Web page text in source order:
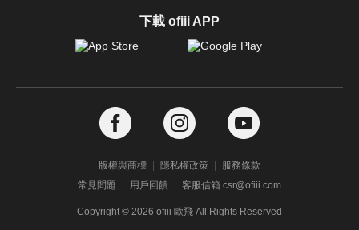
下載 ofiii APP
版權與商標 隱私權政策
服務條款
常見問題
用戶回饋 客服信箱 csr@ofiii.com
Copyright © 2026 ofiii 歐飛 All Rights Reserved